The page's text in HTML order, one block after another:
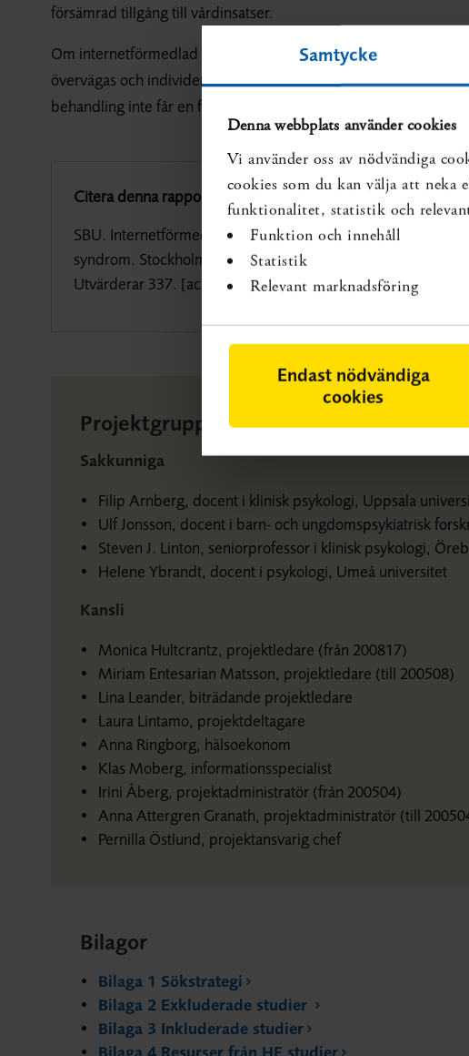
Samtycke
Denna webbplats använder cookies
Vi använder oss av nödvändiga
cookies som du kan välja att neka
funktionalitet, statistik och
Funktion och innehåll
Statistik
Relevant marknadsföring
Endast nödvändiga
cookies
försämrad tillgång till vårdinsatser.
Om internetförmedlad behandling införs behöver därför
övervägas och individens behov av vård bedömas, så att
behandling inte får en försämrad tillgång till vård.
Citera denna rapport:
SBU. Internetförmedlad psykologisk behandling: jämförelse
syndrom. Stockholm: Statens beredning för medicinsk och
Utvärderar 337. [accessed date].Available from: https://
Projektgrupp
Sakkunniga
Filip Arnberg, docent i klinisk psykologi, Uppsala
Ulf Jonsson, docent i barn- och ungdomspsykiatrisk
Steven J. Linton, seniorprofessor i klinisk psykologi,
Helene Ybrandt, docent i psykologi, Umeå universitet
Kansli
Monica Hultcrantz, projektledare (från 200817)
Miriam Entesarian Matsson, projektledare (till 200508)
Lina Leander, biträdande projektledare
Laura Lintamo, projektdeltagare
Anna Ringborg, hälsoekonom
Klas Moberg, informationsspecialist
Irini Åberg, projektadministratör (från 200504)
Anna Attergren Granath, projektadministratör (till
Pernilla Östlund, projektansvarig chef
Bilagor
Bilaga 1 Sökstrategi
Bilaga 2 Exkluderade studier
Bilaga 3 Inkluderade studier